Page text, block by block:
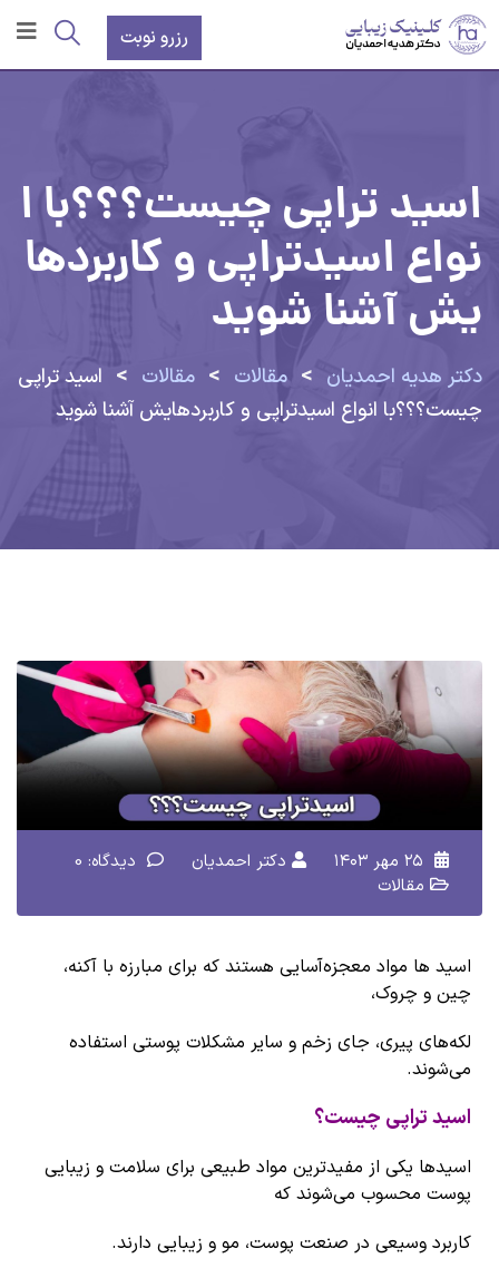
رزرو نوبت
اسید تراپی چیست؟؟؟با ا
نواع اسیدتراپی و کاربردها
یش آشنا شوید
دکتر هدیه احمدیان > مقالات > مقالات > اسید تراپی
چیست؟؟؟با انواع اسیدتراپی و کاربردهایش آشنا شوید
دکتر احمدیان
دیدگاه: 0
مقالات
اسید ها مواد معجزه‌آسایی هستند که برای مبارزه با آکنه،
چین و چروک،
لکه‌های پیری، جای زخم و سایر مشکلات پوستی استفاده
می‌شوند.
اسید تراپی چیست؟
اسیدها یکی از مفیدترین مواد طبیعی برای سلامت و زیبایی
پوست محسوب می‌شوند که
کاربرد وسیعی در صنعت پوست، مو و زیبایی دارند.